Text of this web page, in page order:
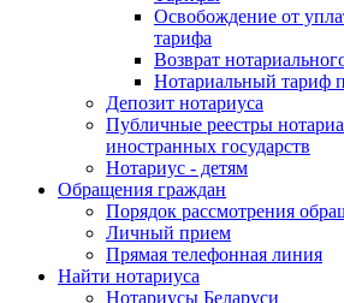
Освобождение от
тарифа
Возврат
Нотариальный тариф
Депозит нотариуса
Публичные реестры
иностранных государств
Нотариус - детям
Обращения граждан
Порядок рассмотрения
Личный прием
Прямая телефонная линия
Найти нотариуса
Нотариусы Беларуси